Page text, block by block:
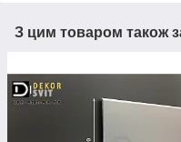
З цим товаром також